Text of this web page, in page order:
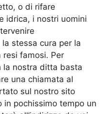
o di rifare
idrica, i nostri uomini
stessa cura per la
resi famosi. Per
la nostra ditta basta
una chiamata al
sul nostro sito
pochissimo tempo un